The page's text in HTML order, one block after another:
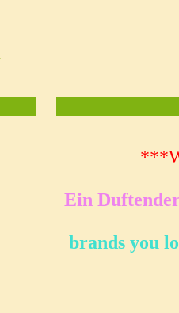
Ein
brands you